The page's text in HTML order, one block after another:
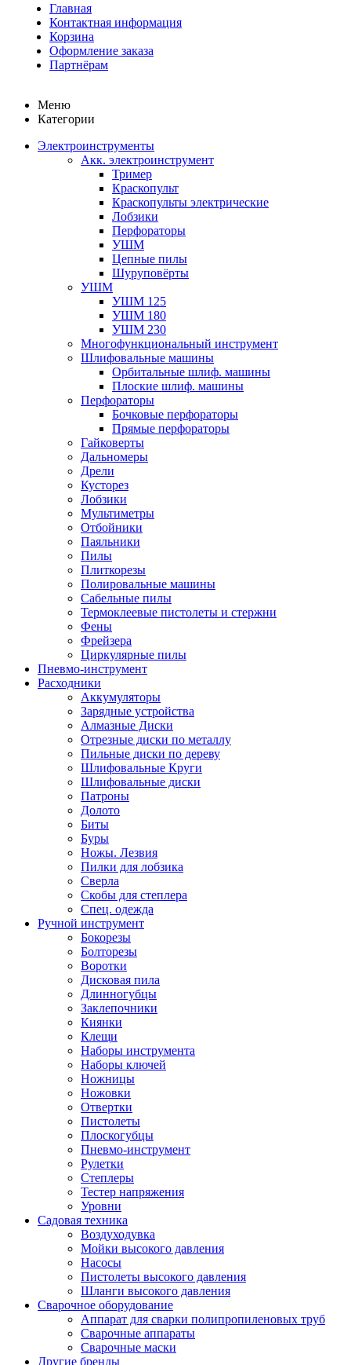
Главная
Контактная информация
Корзина
Оформление заказа
Партнёрам
Меню
Категории
Электроинструменты
Акк. электроинструмент
Тример
Краскопульт
Краскопульты электрические
Лобзики
Перфораторы
УШМ
Цепные пилы
Шуруповёрты
УШМ
УШМ 125
УШМ 180
УШМ 230
Многофункциональный инструмент
Шлифовальные машины
Орбитальные шлиф. машины
Плоские шлиф. машины
Перфораторы
Бочковые перфораторы
Прямые перфораторы
Гайковерты
Дальномеры
Дрели
Кусторез
Лобзики
Мультиметры
Отбойники
Паяльники
Пилы
Плиткорезы
Полировальные машины
Сабельные пилы
Термоклеевые пистолеты и стержни
Фены
Фрейзера
Циркулярные пилы
Пневмо-инструмент
Расходники
Аккумуляторы
Зарядные устройства
Алмазные Диски
Отрезные диски по металлу
Пильные диски по дереву
Шлифовальные Круги
Шлифовальные диски
Патроны
Долото
Биты
Буры
Ножы. Лезвия
Пилки для лобзика
Сверла
Скобы для степлера
Спец. одежда
Ручной инструмент
Бокорезы
Болторезы
Воротки
Дисковая пила
Длинногубцы
Заклепочники
Киянки
Клещи
Наборы инструмента
Наборы ключей
Ножницы
Ножовки
Отвертки
Пистолеты
Плоскогубцы
Пневмо-инструмент
Рулетки
Степлеры
Тестер напряжения
Уровни
Садовая техника
Воздуходувка
Мойки высокого давления
Насосы
Пистолеты высокого давления
Шланги высокого давления
Сварочное оборудование
Аппарат для сварки полипропиленовых труб
Сварочные аппараты
Сварочные маски
Другие бренды